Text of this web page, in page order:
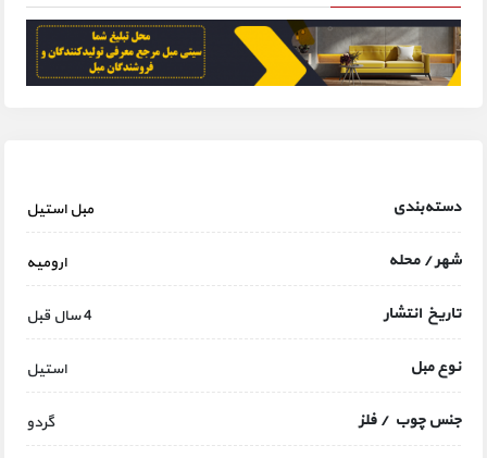
دسته‌بندی مبل استیل
شهر / محله ارومیه
تاریخ انتشار 4 سال قبل
نوع مبل استیل
جنس چوب / فلز گردو